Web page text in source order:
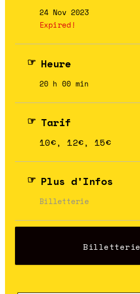
24 Nov 2023
Expired!
Heure
20 h 00 min
Tarif
10€, 12€, 15€
Plus d'Infos
Billetterie
Billetterie